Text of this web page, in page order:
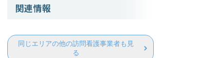
関連情報
同じエリアの他の訪問看護事業者も見
る